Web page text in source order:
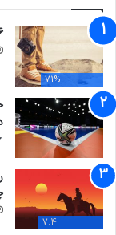
71%
6 نکته‌ی مهم
7.4